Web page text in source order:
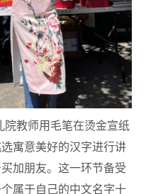
院教师用毛笔在烫金宣纸
寓意美好的汉字进行讲
加朋友。这一环节备受
属于自己的中文名字十